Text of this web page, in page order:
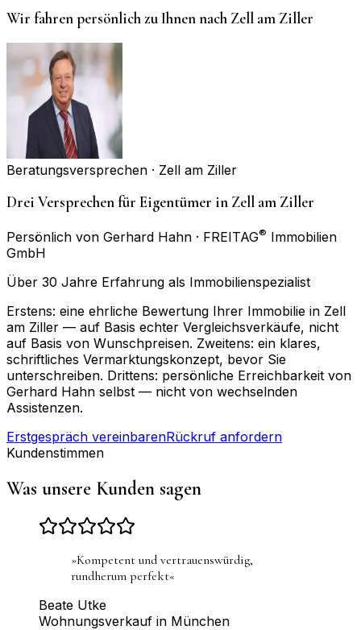
Wir fahren persönlich zu Ihnen nach Zell am Ziller
Beratungsversprechen · Zell am Ziller
Drei Versprechen für Eigentümer in Zell am Ziller
Persönlich von Gerhard Hahn · FREITAG® Immobilien
GmbH
Über 30 Jahre Erfahrung als Immobilienspezialist
Erstens: eine ehrliche Bewertung Ihrer Immobilie in Zell
am Ziller — auf Basis echter Vergleichsverkäufe, nicht
auf Basis von Wunschpreisen. Zweitens: ein klares,
schriftliches Vermarktungskonzept, bevor Sie
unterschreiben. Drittens: persönliche Erreichbarkeit von
Gerhard Hahn selbst — nicht von wechselnden
Assistenzen.
Erstgespräch vereinbarenRückruf anfordern
Kundenstimmen
Was unsere Kunden sagen
»Kompetent und vertrauenswürdig,
rundherum perfekt«
Beate Utke
Wohnungsverkauf in München